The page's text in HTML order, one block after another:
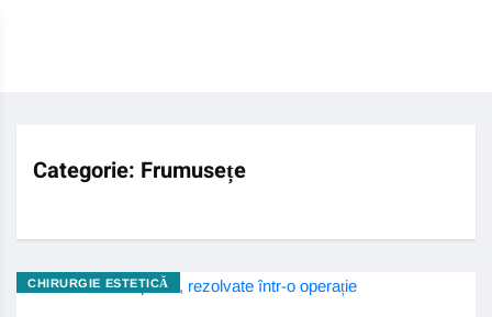
Categorie: Frumusețe
CHIRURGIE ESTETICĂ